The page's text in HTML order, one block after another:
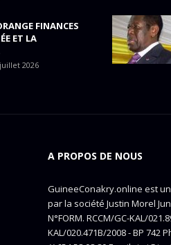
FINANCES
ET LA
2026
A PROPOS DE NOUS
GuineeConakry.online est
par la société Justin Morel
N°FORM. RCCM/GC-KAL/
KAL/020.471B/2008 - BP 742